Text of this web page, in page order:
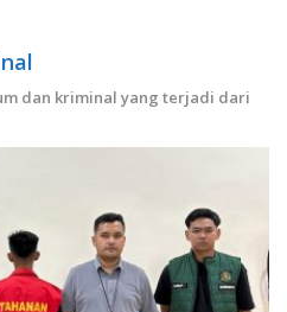
dan kriminal yang terjadi dari